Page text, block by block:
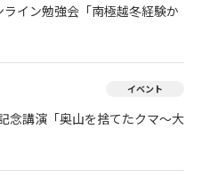
イン勉強会「南極越冬経験か
イベント
念講演「奥山を捨てたクマ～大